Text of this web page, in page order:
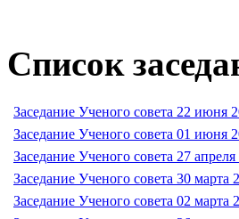
Список
Заседание Ученого совета 22 июня
Заседание Ученого совета 01 июня
Заседание Ученого совета 27 апреля
Заседание Ученого совета 30 марта
Заседание Ученого совета 02 марта